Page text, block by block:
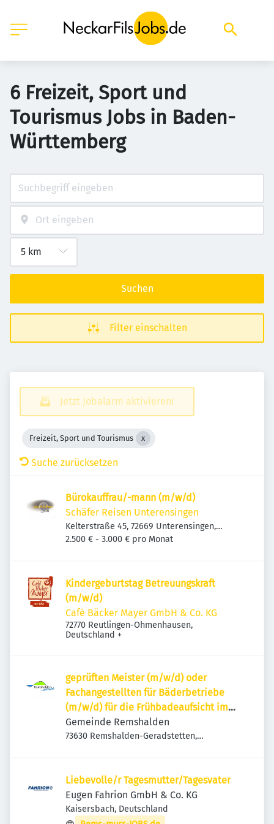
6 Freizeit, Sport und
Tourismus Jobs in Baden-
Württemberg
Suchen
Filter einschalten
Jetzt Jobalarm aktivieren!
Freizeit, Sport und Tourismus
Suche zurücksetzen
Bürokauffrau/-mann (m/w/d)
Schäfer Reisen Unterensingen
Kelterstraße 45, 72669 Unterensingen,
Deutschland
2.500 € - 3.000 € pro Monat
Kindergeburtstag Betreuungskraft
(m/w/d)
Café Bäcker Mayer GmbH & Co. KG
72770 Reutlingen-Ohmenhausen,
Deutschland +
geprüften Meister (m/w/d) oder
Fachangestellten für Bäderbetriebe
(m/w/d) für die Frühbadeaufsicht im
Freibad Geradstetten
Gemeinde Remshalden
73630 Remshalden-Geradstetten,
Liebevolle/r Tagesmutter/Tagesvater
Eugen Fahrion GmbH & Co. KG
Kaisersbach, Deutschland